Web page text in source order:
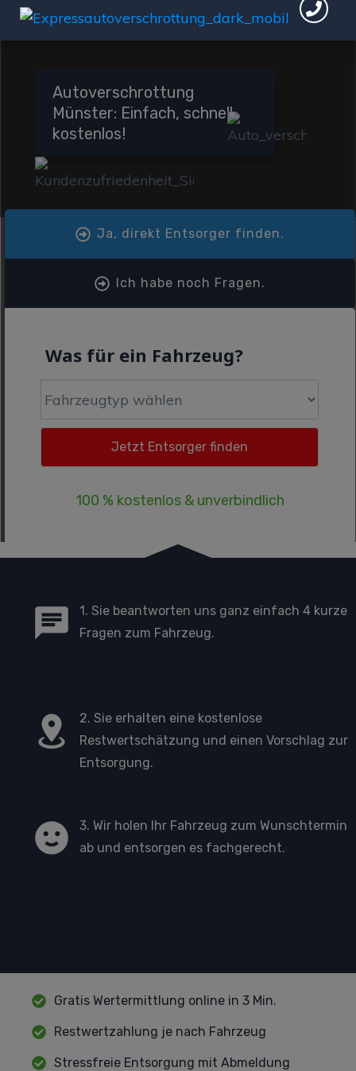
Autoverschrottung
Münster: Einfach, schnell,
kostenlos!
Ja, direkt Entsorger finden.
Ich habe noch Fragen.
Was für ein Fahrzeug?
100 % kostenlos & unverbindlich
1. Sie beantworten uns ganz einfach 4 kurze
Fragen zum Fahrzeug.
2. Sie erhalten eine kostenlose
Restwertschätzung und einen Vorschlag zur
Entsorgung.
3. Wir holen Ihr Fahrzeug zum Wunschtermin
ab und entsorgen es fachgerecht.
Gratis Wertermittlung online in 3 Min.
Restwertzahlung je nach Fahrzeug
Stressfreie Entsorgung mit Abmeldung